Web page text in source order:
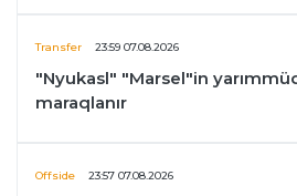
Transfer 23:59 07.08.2026
"Nyukasl" "Marsel"in
maraqlanır
Offside 23:57 07.08.2026